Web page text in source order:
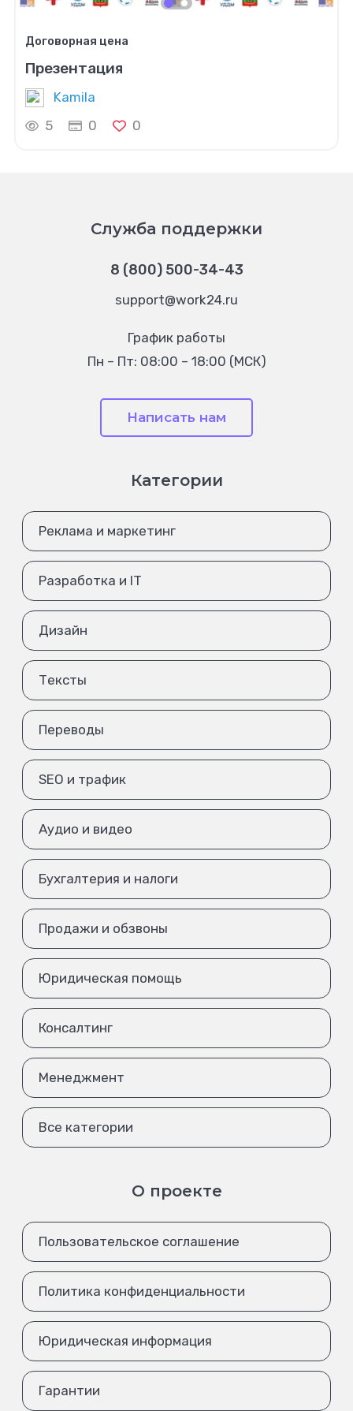
Договорная цена
Презентация
Kamila
5
0 0
Служба поддержки
8 (800) 500-34-43
support@work24.ru
График работы
Пн – Пт: 08:00 – 18:00 (МСК)
Написать нам
Категории
Реклама и маркетинг
Разработка и IT
Дизайн
Тексты
Переводы
SEO и трафик
Аудио и видео
Бухгалтерия и налоги
Продажи и обзвоны
Юридическая помощь
Консалтинг
Менеджмент
Все категории
О проекте
Пользовательское соглашение
Политика конфиденциальности
Юридическая информация
Гарантии